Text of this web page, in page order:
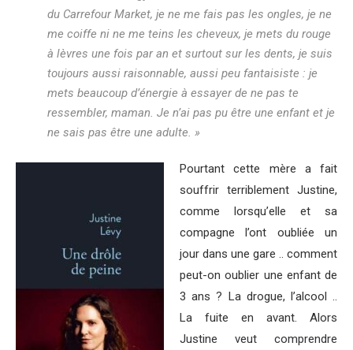
du Carrefour Market, je ne me fais pas les ongles, je ne
me coiffe ni ne me teins les cheveux, je mets du rouge
à lèvres une fois par an et surtout sur les dents, je suis
toujours aussi raisonnable, aussi peu fantaisiste : je
mets beaucoup d’énergie à essayer de ne pas te
ressembler, maman. Je n’ai pas pu être une enfant et je
ne sais pas être une adulte. »
Pourtant cette mère a fait
souffrir terriblement Justine,
comme lorsqu’elle et sa
compagne l’ont oubliée un
jour dans une gare .. comment
peut-on oublier une enfant de
3 ans ? La drogue, l’alcool ..
La fuite en avant. Alors
Justine veut comprendre